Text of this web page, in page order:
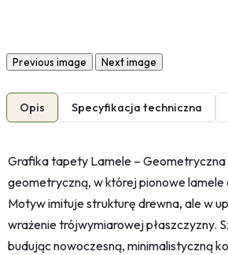
Previous image Next image
Opis Specyfikacja techniczna
Grafika tapety Lamele –
geometryczną, w której pionowe
Motyw imituje strukturę drewna, ale w
wrażenie trójwymiarowej płaszczyzny.
budując nowoczesną, minimalistyczną